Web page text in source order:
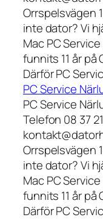
Orrspelsvägen
inte dator? Vi
Mac PC
funnits 11 år på
Därför PC
PC Service
PC Service
Telefon 08 37
Orrspelsvägen
inte dator? Vi
Mac PC
funnits 11 år på
Därför PC